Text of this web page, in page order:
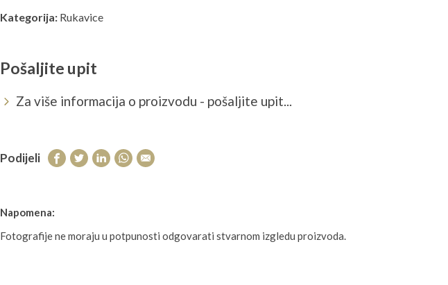
Kategorija: Rukavice
Pošaljite upit
Za više informacija o proizvodu - pošaljite upit...
Podijeli
Napomena:
Fotografije ne moraju u potpunosti odgovarati stvarnom izgledu proizvoda.